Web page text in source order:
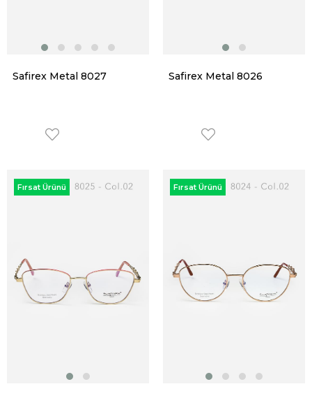
Safirex Metal 8027 Safirex Metal 8026
Fırsat Ürünü Fırsat Ürünü